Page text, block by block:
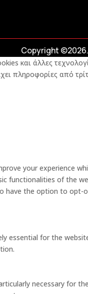
Copyright
και άλλες
πληροφορίες από
your experience
functionalities of the
have the option to
essential for the
necessary for